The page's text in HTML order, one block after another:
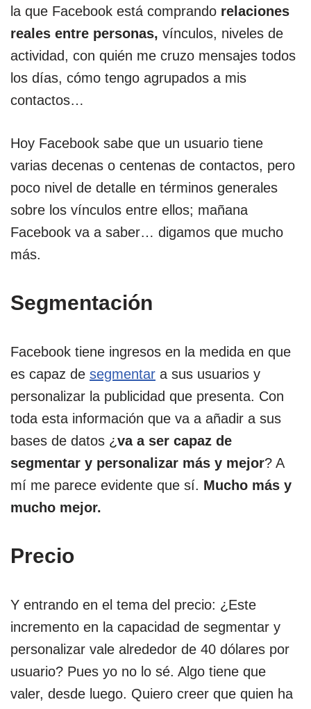
la que Facebook está comprando relaciones
reales entre personas, vínculos, niveles de
actividad, con quién me cruzo mensajes todos
los días, cómo tengo agrupados a mis
contactos…
Hoy Facebook sabe que un usuario tiene
varias decenas o centenas de contactos, pero
poco nivel de detalle en términos generales
sobre los vínculos entre ellos; mañana
Facebook va a saber… digamos que mucho
más.
Segmentación
Facebook tiene ingresos en la medida en que
es capaz de segmentar a sus usuarios y
personalizar la publicidad que presenta. Con
toda esta información que va a añadir a sus
bases de datos ¿va a ser capaz de
segmentar y personalizar más y mejor? A
mí me parece evidente que sí. Mucho más y
mucho mejor.
Precio
Y entrando en el tema del precio: ¿Este
incremento en la capacidad de segmentar y
personalizar vale alrededor de 40 dólares por
usuario? Pues yo no lo sé. Algo tiene que
valer, desde luego. Quiero creer que quien ha